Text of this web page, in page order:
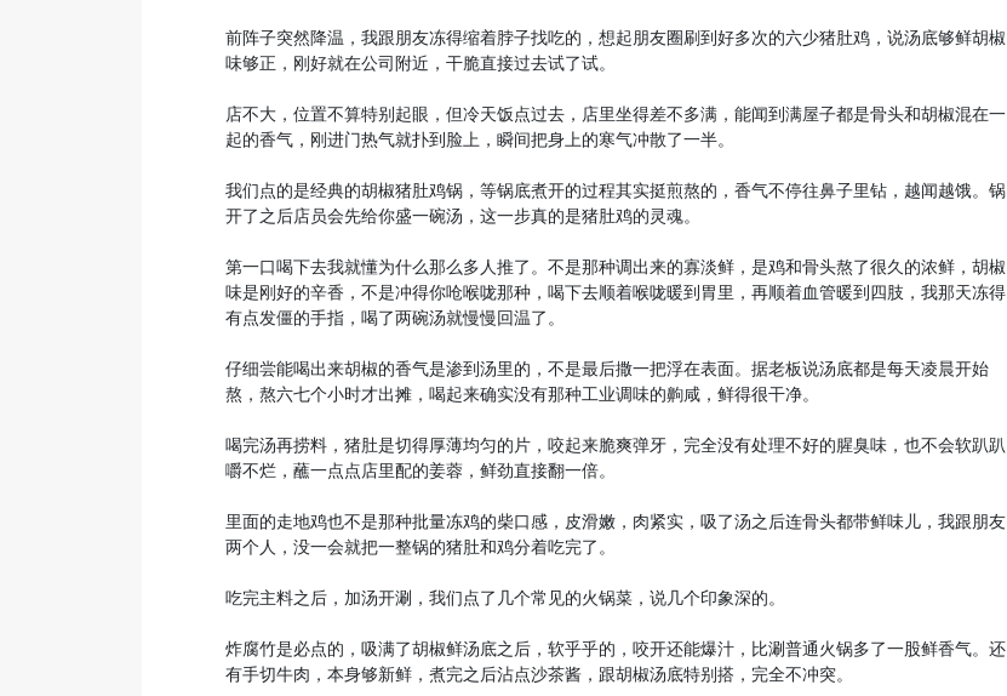
前阵子突然降温，我跟朋友冻得缩着脖子找吃的，想起朋友圈刷到好多次的六少猪肚鸡，说汤底够鲜胡椒
味够正，刚好就在公司附近，干脆直接过去试了试。
店不大，位置不算特别起眼，但冷天饭点过去，店里坐得差不多满，能闻到满屋子都是骨头和胡椒混在一
起的香气，刚进门热气就扑到脸上，瞬间把身上的寒气冲散了一半。
我们点的是经典的胡椒猪肚鸡锅，等锅底煮开的过程其实挺煎熬的，香气不停往鼻子里钻，越闻越饿。锅
开了之后店员会先给你盛一碗汤，这一步真的是猪肚鸡的灵魂。
第一口喝下去我就懂为什么那么多人推了。不是那种调出来的寡淡鲜，是鸡和骨头熬了很久的浓鲜，胡椒
味是刚好的辛香，不是冲得你呛喉咙那种，喝下去顺着喉咙暖到胃里，再顺着血管暖到四肢，我那天冻得
有点发僵的手指，喝了两碗汤就慢慢回温了。
仔细尝能喝出来胡椒的香气是渗到汤里的，不是最后撒一把浮在表面。据老板说汤底都是每天凌晨开始
熬，熬六七个小时才出摊，喝起来确实没有那种工业调味的齁咸，鲜得很干净。
喝完汤再捞料，猪肚是切得厚薄均匀的片，咬起来脆爽弹牙，完全没有处理不好的腥臭味，也不会软趴趴
嚼不烂，蘸一点点店里配的姜蓉，鲜劲直接翻一倍。
里面的走地鸡也不是那种批量冻鸡的柴口感，皮滑嫩，肉紧实，吸了汤之后连骨头都带鲜味儿，我跟朋友
两个人，没一会就把一整锅的猪肚和鸡分着吃完了。
吃完主料之后，加汤开涮，我们点了几个常见的火锅菜，说几个印象深的。
炸腐竹是必点的，吸满了胡椒鲜汤底之后，软乎乎的，咬开还能爆汁，比涮普通火锅多了一股鲜香气。还
有手切牛肉，本身够新鲜，煮完之后沾点沙茶酱，跟胡椒汤底特别搭，完全不冲突。